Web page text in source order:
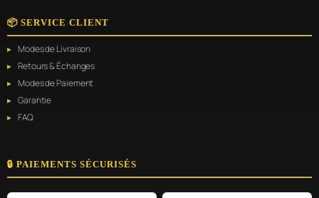
📦 SERVICE CLIENT
Modes de Livraison
Retours & Échanges
Modes de Paiement
Garantie
FAQ
🔒 PAIEMENTS SÉCURISÉS